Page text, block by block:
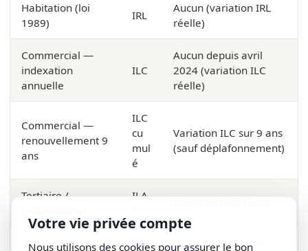
Habitation (loi
1989)
IRL
Aucun (variation IRL
réelle)
Commercial —
indexation
annuelle
ILC
Aucun depuis avril
2024 (variation ILC
réelle)
Commercial —
renouvellement 9
ans
ILC
cu
mul
é
Variation ILC sur 9 ans
(sauf déplafonnement)
Tertiaire /
ILA
Toute clause
Nulle (réputée non
Votre vie privée compte
Nous utilisons des cookies pour assurer le bon